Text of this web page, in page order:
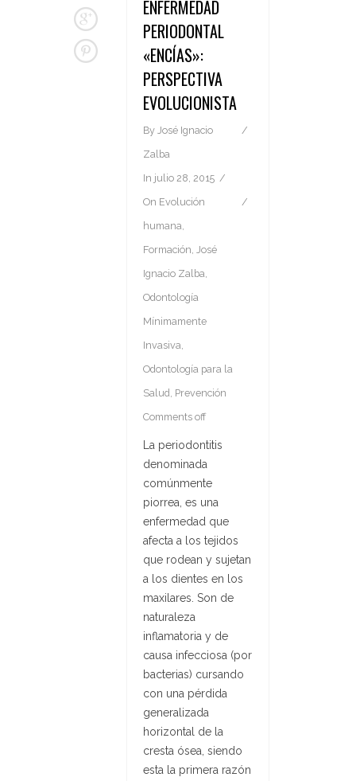
ENFERMEDAD
PERIODONTAL
«ENCÍAS»:
PERSPECTIVA
EVOLUCIONISTA
By José Ignacio
Zalba
In julio 28, 2015
On Evolución
humana
Formación
José
Ignacio Zalba
Odontología
Mínimamente
Invasiva
Odontología para la
Salud Prevención
Comments off
La periodontitis
denominada
comúnmente
piorrea, es una
enfermedad que
afecta a los tejidos
que rodean y sujetan
a los dientes en los
maxilares. Son de
naturaleza
inflamatoria y de
causa infecciosa (por
bacterias) cursando
con una pérdida
generalizada
horizontal de la
cresta ósea, siendo
esta la primera razón